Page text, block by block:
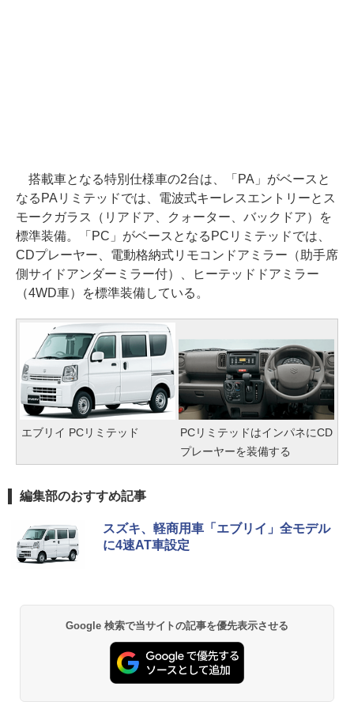
搭載車となる特別仕様車の2台は、「PA」がベースと
なるPAリミテッドでは、電波式キーレスエントリーとス
モークガラス（リアドア、クォーター、バックドア）を
標準装備。「PC」がベースとなるPCリミテッドでは、
CDプレーヤー、電動格納式リモコンドアミラー（助手席
側サイドアンダーミラー付）、ヒーテッドドアミラー
（4WD車）を標準装備している。
エブリイ PCリミテッド
PCリミテッドはインパネにCD
プレーヤーを装備する
編集部のおすすめ記事
スズキ、軽商用車「エブリイ」全モデル
に4速AT車設定
Google 検索で当サイトの記事を優先表示させる